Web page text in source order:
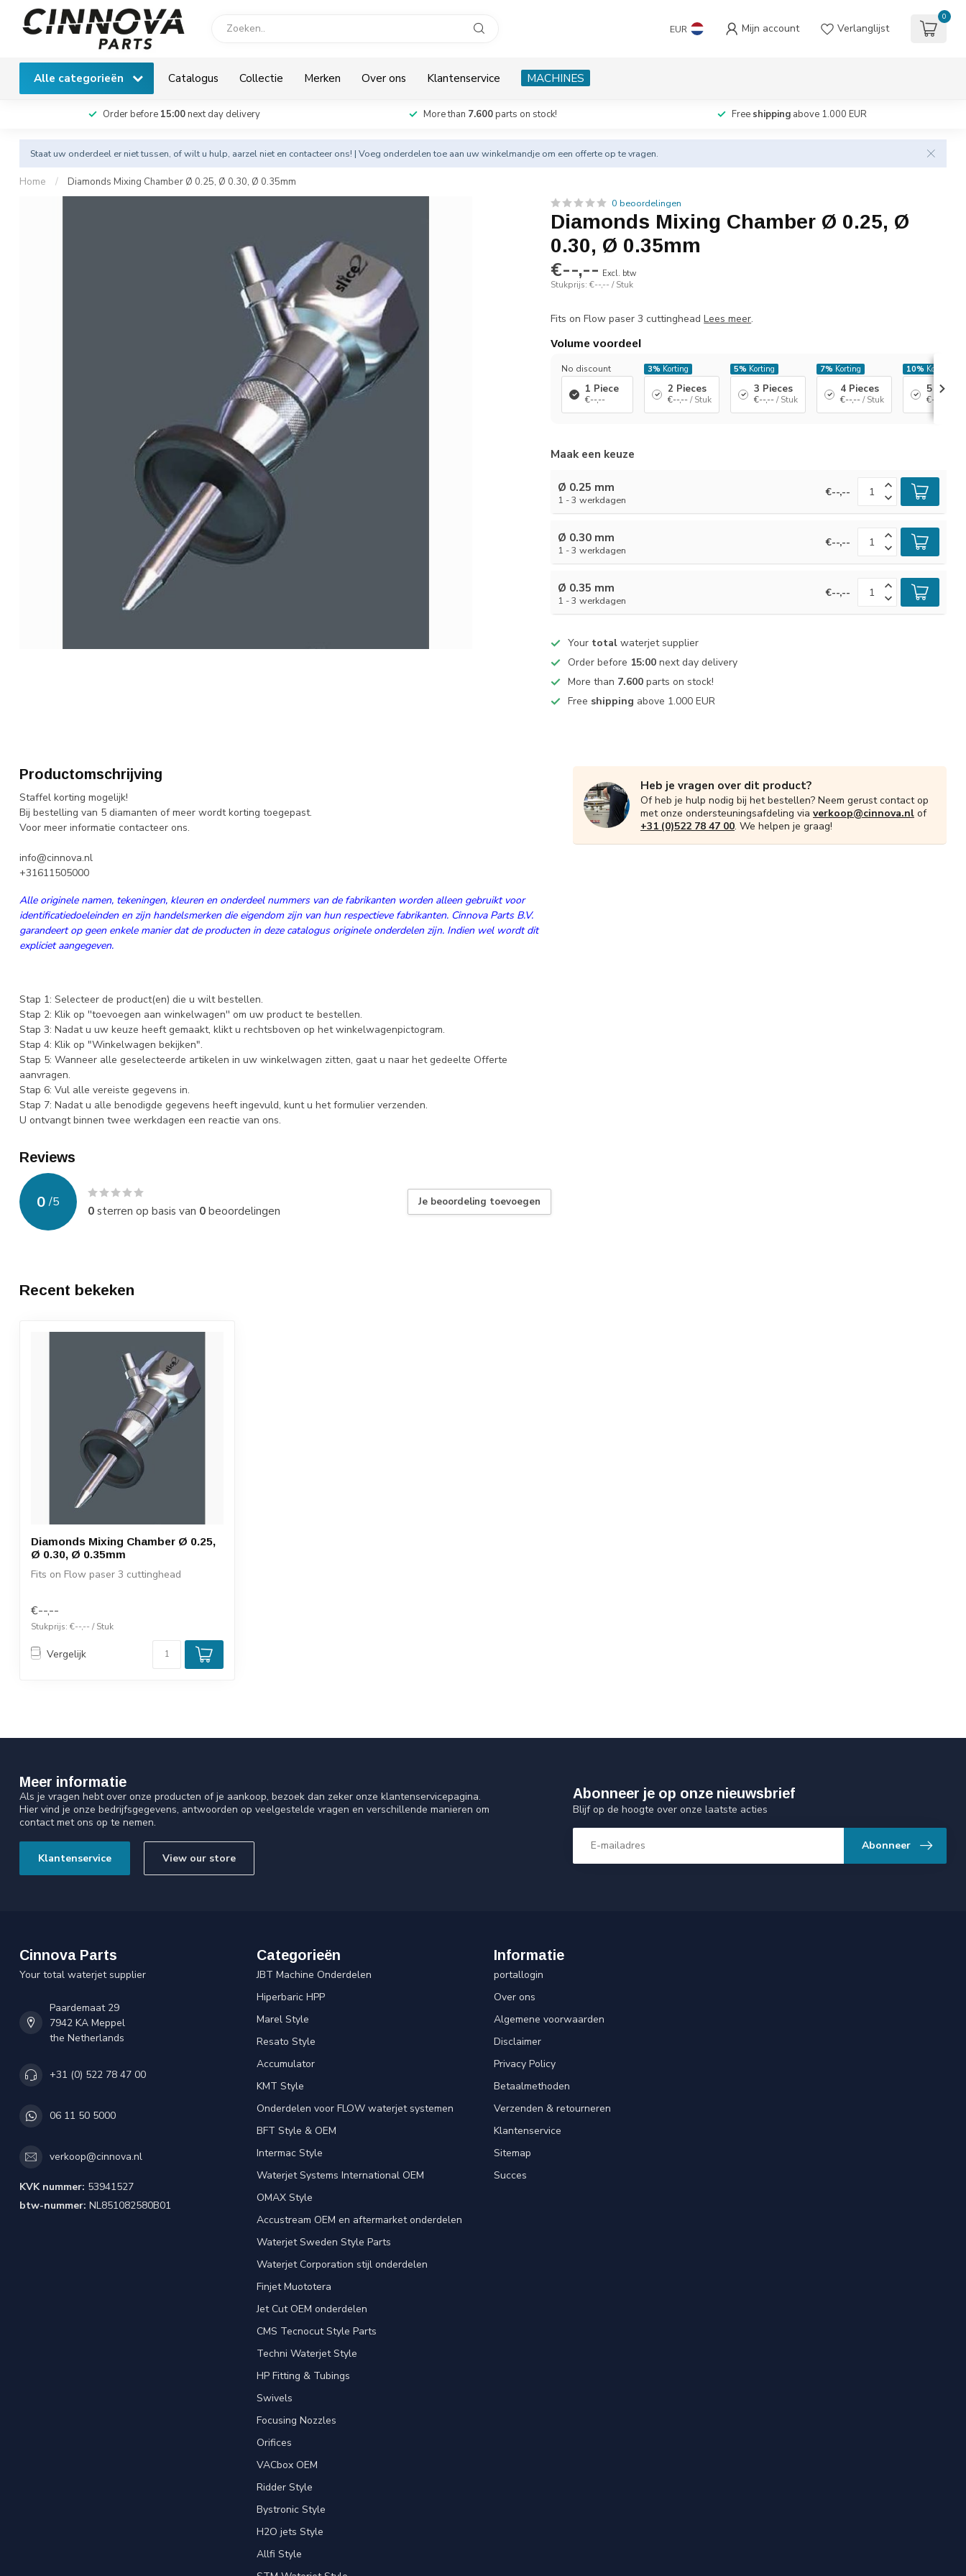
EUR Mijn account Verlanglijst
0
Alle categorieën Catalogus Collectie Merken Over ons Klantenservice MACHINES
Order before 15:00next day delivery More than 7.600parts on stock! Free shipping above 1.000 EUR
Staat uw onderdeel er niet tussen, of wilt u hulp, aarzel niet en contacteer ons! | Voeg onderdelen toe aan uw winkelmandje om een offerte op te vragen.
Home / Diamonds Mixing Chamber Ø 0.25, Ø 0.30, Ø 0.35mm
0 beoordelingen
Diamonds Mixing Chamber Ø 0.25, Ø
0.30, Ø 0.35mm
€--,-- Excl. btw
Stukprijs: €--,-- / Stuk
Fits on Flow paser 3 cuttingheadLees meer.
Volume voordeel
No discount
1 Piece
€--,--
3% Korting
2 Pieces
€--,--/ Stuk
5% Korting
3 Pieces
€--,--/ Stuk
7% Korting
4 Pieces
€--,--/ Stuk
10% Korting
5 Pieces
€--,--
Maak een keuze
Ø 0.25 mm
1 - 3 werkdagen
€--,--
Ø 0.30 mm
1 - 3 werkdagen
€--,--
Ø 0.35 mm
1 - 3 werkdagen
€--,--
Your total waterjet supplier
Order before 15:00 next day delivery
More than 7.600 parts on stock!
Free shipping above 1.000 EUR
Productomschrijving
Staffel korting mogelijk!
Bij bestelling van 5 diamanten of meer wordt korting toegepast.
Voor meer informatie contacteer ons.
info@cinnova.nl
+31611505000
Alle originele namen, tekeningen, kleuren en onderdeel nummers van de fabrikanten worden alleen gebruikt voor
identificatiedoeleinden en zijn handelsmerken die eigendom zijn van hun respectieve fabrikanten. Cinnova Parts B.V.
garandeert op geen enkele manier dat de producten in deze catalogus originele onderdelen zijn. Indien wel wordt dit
expliciet aangegeven.
Stap 1: Selecteer de product(en) die u wilt bestellen.
Stap 2: Klik op ''toevoegen aan winkelwagen'' om uw product te bestellen.
Stap 3: Nadat u uw keuze heeft gemaakt, klikt u rechtsboven op het winkelwagenpictogram.
Stap 4: Klik op "Winkelwagen bekijken".
Stap 5: Wanneer alle geselecteerde artikelen in uw winkelwagen zitten, gaat u naar het gedeelte Offerte
aanvragen.
Stap 6: Vul alle vereiste gegevens in.
Stap 7: Nadat u alle benodigde gegevens heeft ingevuld, kunt u het formulier verzenden.
U ontvangt binnen twee werkdagen een reactie van ons.
Reviews
0 /5
0sterren op basis van 0beoordelingen
Je beoordeling toevoegen
Heb je vragen over dit product?
Of heb je hulp nodig bij het bestellen? Neem gerust contact op
met onze ondersteuningsafdeling via verkoop@cinnova.nl of
+31 (0)522 78 47 00. We helpen je graag!
Recent bekeken
Diamonds Mixing Chamber Ø 0.25,
Ø 0.30, Ø 0.35mm
Fits on Flow paser 3 cuttinghead
€--,--
Stukprijs: €--,-- / Stuk
Vergelijk
Meer informatie
Als je vragen hebt over onze producten of je aankoop, bezoek dan zeker onze klantenservicepagina.
Hier vind je onze bedrijfsgegevens, antwoorden op veelgestelde vragen en verschillende manieren om
contact met ons op te nemen.
Klantenservice View our store
Abonneer je op onze nieuwsbrief
Blijf op de hoogte over onze laatste acties
Abonneer
Cinnova Parts
Your total waterjet supplier
Paardemaat 29
7942 KA Meppel
the Netherlands
+31 (0) 522 78 47 00
06 11 50 5000
verkoop@cinnova.nl
KVK nummer: 53941527
btw-nummer: NL851082580B01
Categorieën
JBT Machine Onderdelen
Hiperbaric HPP
Marel Style
Resato Style
Accumulator
KMT Style
Onderdelen voor FLOW waterjet systemen
BFT Style & OEM
Intermac Style
Waterjet Systems International OEM
OMAX Style
Accustream OEM en aftermarket onderdelen
Waterjet Sweden Style Parts
Waterjet Corporation stijl onderdelen
Finjet Muototera
Jet Cut OEM onderdelen
CMS Tecnocut Style Parts
Techni Waterjet Style
HP Fitting & Tubings
Swivels
Focusing Nozzles
Orifices
VACbox OEM
Ridder Style
Bystronic Style
H2O jets Style
Allfi Style
Informatie
portallogin
Over ons
Algemene voorwaarden
Disclaimer
Privacy Policy
Betaalmethoden
Verzenden & retourneren
Klantenservice
Sitemap
Succes